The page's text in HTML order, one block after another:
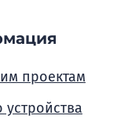
проектам